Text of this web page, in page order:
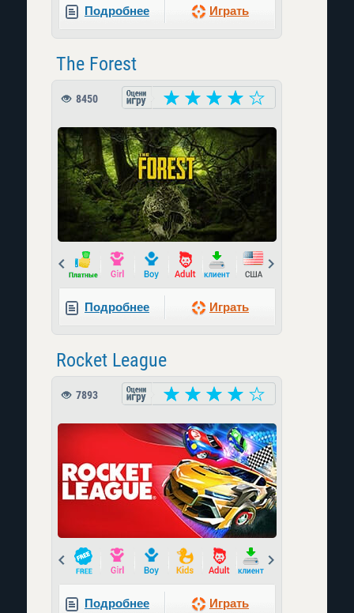
Подробнее Играть
The Forest
8450
Prev
Подробнее Играть
Rocket League
7893
Prev
Подробнее Играть